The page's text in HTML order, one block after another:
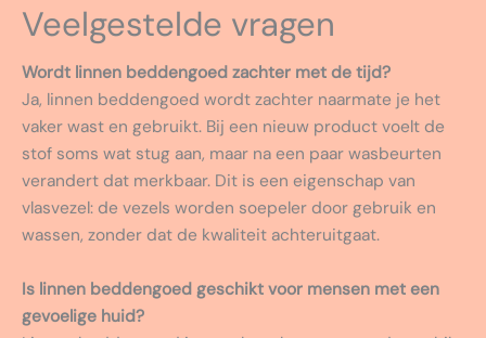
Veelgestelde vragen
Wordt linnen beddengoed zachter met de tijd?
Ja, linnen beddengoed wordt zachter naarmate je het
vaker wast en gebruikt. Bij een nieuw product voelt de
stof soms wat stug aan, maar na een paar wasbeurten
verandert dat merkbaar. Dit is een eigenschap van
vlasvezel: de vezels worden soepeler door gebruik en
wassen, zonder dat de kwaliteit achteruitgaat.
Is linnen beddengoed geschikt voor mensen met een
gevoelige huid?